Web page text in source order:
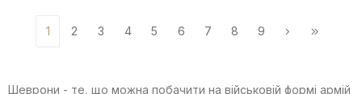
1 2 3 4 5 6 7 8 9
Шеврони - те, що можна побачити на військовій формі армій